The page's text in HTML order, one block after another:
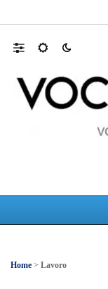
Home > Lavoro